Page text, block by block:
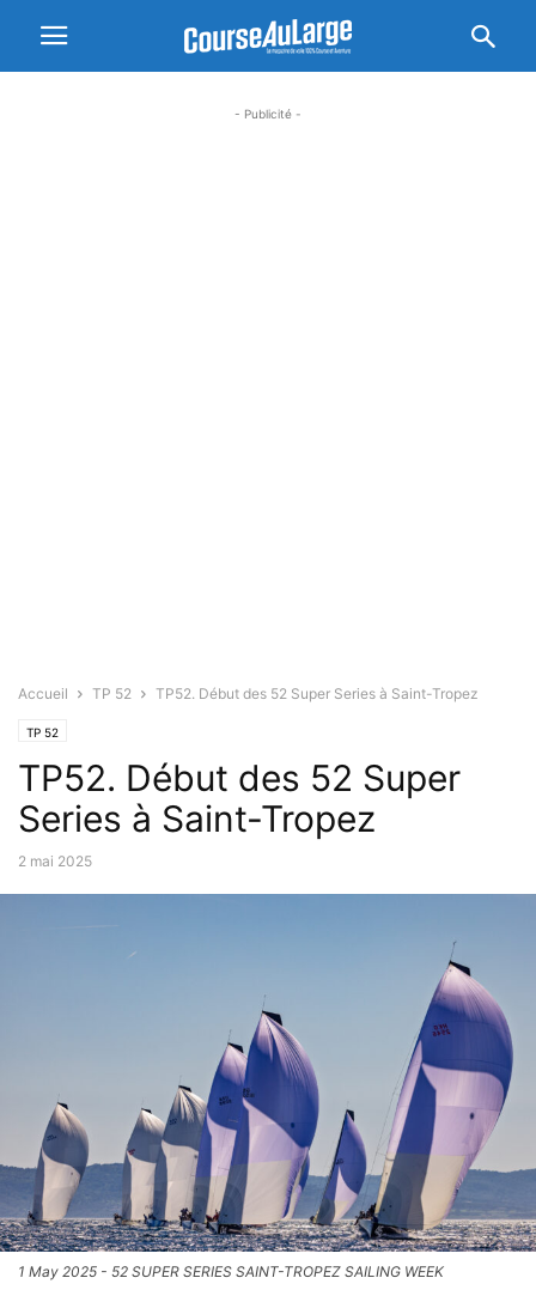
- Publicité -
Accueil TP 52 TP52. Début des 52 Super Series à Saint-Tropez
TP 52
TP52. Début des 52 Super
Series à Saint-Tropez
2 mai 2025
1 May 2025 - 52 SUPER SERIES SAINT-TROPEZ SAILING WEEK